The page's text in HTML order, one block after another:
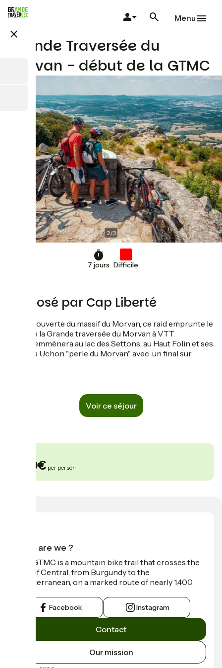
Skip
content
close
Menu
Grande Traversée du
Morvan - début de la GTMC
2/3
7 jours Difficile
Proposé par Cap Liberté
A la découverte du massif du Morvan, ce raid emprunte le
tracé de la Grande traversée du Morvan à VTT.
Il vous emmènera au lac des Settons, au Haut Folin et ses
902 m, à Uchon "perle du Morvan" avec un final sur
Voir ce séjour
650€ per person
Who are we ?
The GTMC is a mountain bike trail that crosses the
Massif Central, from Burgundy to the
Mediterranean, on a marked route of nearly 1,400
Facebook Instagram
Contact
Our mission